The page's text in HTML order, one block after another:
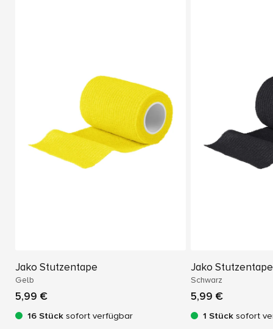
Jako Stutzentape
Gelb
5,99 €
16 Stück sofort verfügbar
Jako Stutzentape
Schwarz
5,99 €
1 Stück sofort